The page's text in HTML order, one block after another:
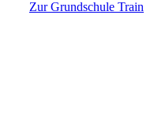
Zur Grundschule Train